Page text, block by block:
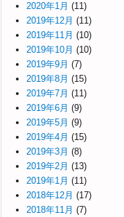
2020年1月 (11)
2019年12月 (11)
2019年11月 (10)
2019年10月 (10)
2019年9月 (7)
2019年8月 (15)
2019年7月 (11)
2019年6月 (9)
2019年5月 (9)
2019年4月 (15)
2019年3月 (8)
2019年2月 (13)
2019年1月 (11)
2018年12月 (17)
2018年11月 (7)